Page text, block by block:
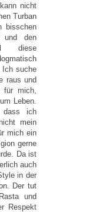
nicht
Turban
bisschen
und den
diese
suche
raus und
mich,
Leben.
ich
mein
mich ein
gerne
Da ist
auch
in der
Der tut
und
Respekt